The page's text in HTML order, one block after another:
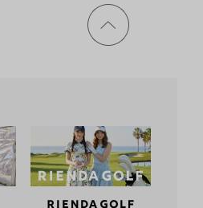
ページ
トップ